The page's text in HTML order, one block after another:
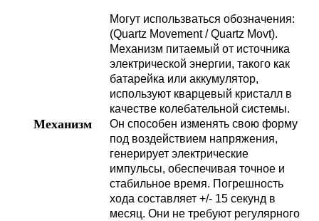
Механизм
Могут использваться обозначения:
(Quartz Movement / Quartz Movt).
Механизм питаемый от источника
электрической энергии, такого как
батарейка или аккумулятор,
используют кварцевый кристалл в
качестве колебательной системы.
Он способен изменять свою форму
под воздействием напряжения,
генерирует электрические
импульсы, обеспечивая точное и
стабильное время. Погрешность
хода составляет +/- 15 секунд в
месяц. Они не требуют регулярного